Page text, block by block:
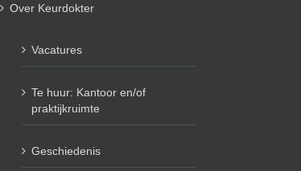
Over Keurdokter
Vacatures
Te huur: Kantoor en/of
praktijkruimte
Geschiedenis